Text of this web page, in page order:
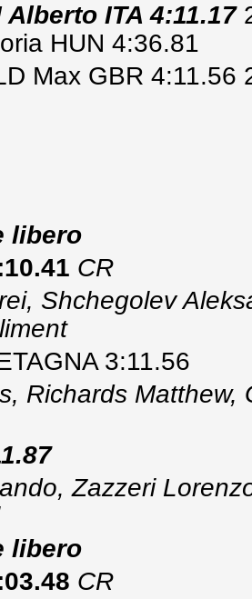
Alberto ITA 4:11.17
HUN 4:36.81
Max GBR 4:11.56
libero
CR
Shchegolev
3:11.56
Richards Matthew,
Zazzeri
libero
CR